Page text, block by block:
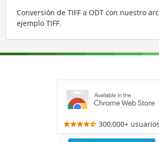
Conversión de TIFF a ODT con nuestro
ejemplo TIFF.
300,000+ usuarios